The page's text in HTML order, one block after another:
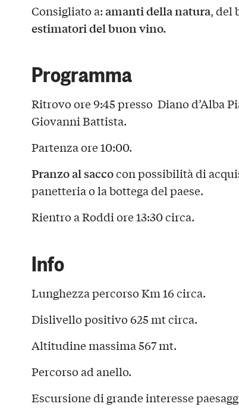
Consigliato a:amanti della natura, del
estimatori del buon vino.
Programma
Ritrovo ore 9:45 presso Diano d’Alba
Giovanni Battista.
Partenza ore 10:00.
Pranzo al saccocon possibilità di
panetteria o la bottega del paese.
Rientro a Roddi ore 13:30 circa.
Info
Lunghezza percorso Km 16 circa.
Dislivello positivo 625 mt circa.
Altitudine massima 567 mt.
Percorso ad anello.
Escursione di grande interesse